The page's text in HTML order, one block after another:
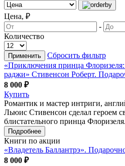
Цена, ₽
-
Количество
Применить
Сбросить фильтр
«Приключения принца
раджи» Стивенсон Роберт.
8 000 ₽
Купить
Романтик и мастер интриги,
Льюис Стивенсон сделал героем
блистательного принца Флоризеля.
Подробнее
Книги по акции
«Владетель Баллантрэ».
8 000 ₽